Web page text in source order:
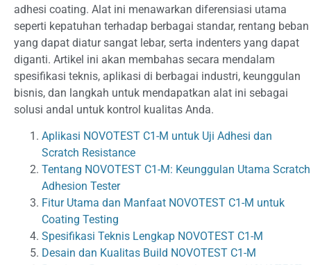
adhesi coating. Alat ini menawarkan diferensiasi utama
seperti kepatuhan terhadap berbagai standar, rentang beban
yang dapat diatur sangat lebar, serta indenters yang dapat
diganti. Artikel ini akan membahas secara mendalam
spesifikasi teknis, aplikasi di berbagai industri, keunggulan
bisnis, dan langkah untuk mendapatkan alat ini sebagai
solusi andal untuk kontrol kualitas Anda.
Aplikasi NOVOTEST C1-M untuk Uji Adhesi dan
Scratch Resistance
Tentang NOVOTEST C1-M: Keunggulan Utama Scratch
Adhesion Tester
Fitur Utama dan Manfaat NOVOTEST C1-M untuk
Coating Testing
Spesifikasi Teknis Lengkap NOVOTEST C1-M
Desain dan Kualitas Build NOVOTEST C1-M